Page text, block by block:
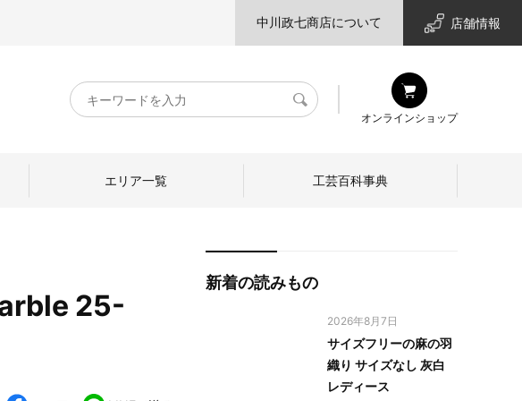
中川政七商店について 店舗情報
キ
ー
検
オンラインショップ
店のひと
エリア一覧 工芸百科事典
25-
新着の読みもの
2026年8月7日
サイズフリーの麻の羽
織り サイズなし 灰白
レディース